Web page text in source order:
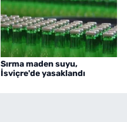
Sırma maden suyu,
İsviçre'de yasaklandı